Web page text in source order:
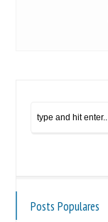
Posts Populares